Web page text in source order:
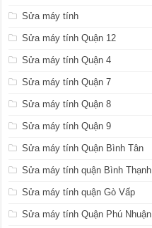
Sửa máy tính
Sửa máy tính Quận 12
Sửa máy tính Quận 4
Sửa máy tính Quận 7
Sửa máy tính Quận 8
Sửa máy tính Quận 9
Sửa máy tính Quận Bình Tân
Sửa máy tính quận Bình Thạnh
Sửa máy tính quận Gò Vấp
Sửa máy tính Quận Phú Nhuận